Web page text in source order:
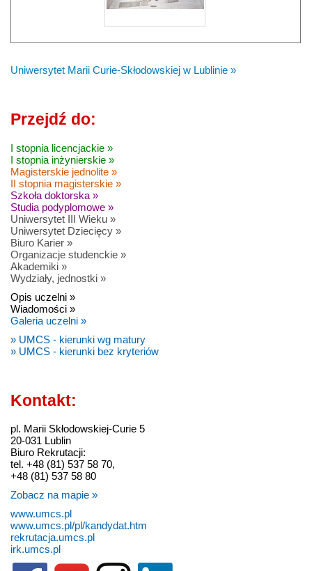
Uniwersytet Marii Curie-Skłodowskiej w Lublinie »
Przejdź do:
I stopnia licencjackie »
I stopnia inżynierskie »
Magisterskie jednolite »
II stopnia magisterskie »
Szkoła doktorska »
Studia podyplomowe »
Uniwersytet III Wieku »
Uniwersytet Dziecięcy »
Biuro Karier »
Organizacje studenckie »
Akademiki »
Wydziały, jednostki »
Opis uczelni »
Wiadomości »
Galeria uczelni »
» UMCS - kierunki wg matury
» UMCS - kierunki bez kryteriów
Kontakt:
pl. Marii Skłodowskiej-Curie 5
20-031 Lublin
Biuro Rekrutacji:
tel. +48 (81) 537 58 70,
+48 (81) 537 58 80
Zobacz na mapie »
www.umcs.pl
www.umcs.pl/pl/kandydat.htm
rekrutacja.umcs.pl
irk.umcs.pl